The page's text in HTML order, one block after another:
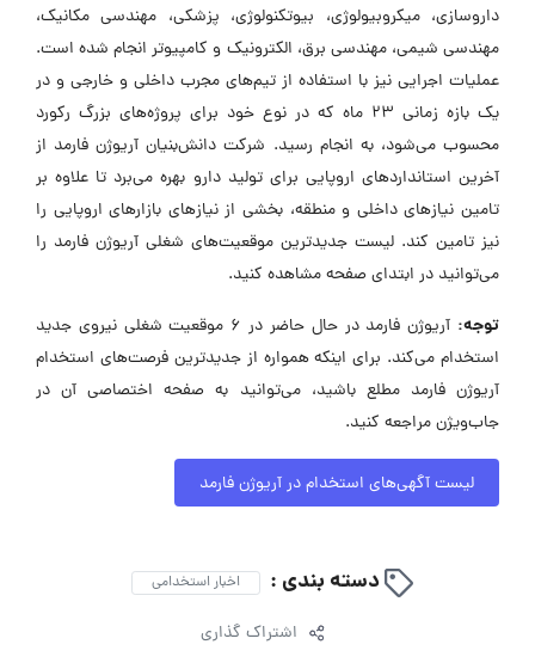
داروسازی، میکروبیولوژی، بیوتکنولوژی، پزشکی، مهندسی مکانیک،
مهندسی شیمی، مهندسی برق، الکترونیک و کامپیوتر انجام شده است.
عملیات اجرایی نیز با استفاده از تیم‌های مجرب داخلی و خارجی و در
یک بازه زمانی ۲۳ ماه که در نوع خود برای پروژه‌های بزرگ رکورد
محسوب می‌شود، به انجام رسید. شرکت دانش‌بنیان آریوژن فارمد از
آخرین استانداردهای اروپایی برای تولید دارو بهره می‌برد تا علاوه بر
تامین نیازهای داخلی و منطقه، بخشی از نیازهای بازارهای اروپایی را
نیز تامین کند. لیست جدیدترین موقعیت‌های شغلی آریوژن فارمد را
می‌توانید در ابتدای صفحه مشاهده کنید.
توجه:
آریوژن فارمد در حال حاضر در ۶ موقعیت شغلی نیروی جدید
استخدام می‌کند. برای اینکه همواره از جدیدترین فرصت‌های استخدام
آریوژن فارمد مطلع باشید، می‌توانید به صفحه اختصاصی آن در
جاب‌ویژن مراجعه کنید.
لیست آگهی‌های استخدام در آریوژن فارمد
دسته بندی : اخبار استخدامی
اشتراک گذاری